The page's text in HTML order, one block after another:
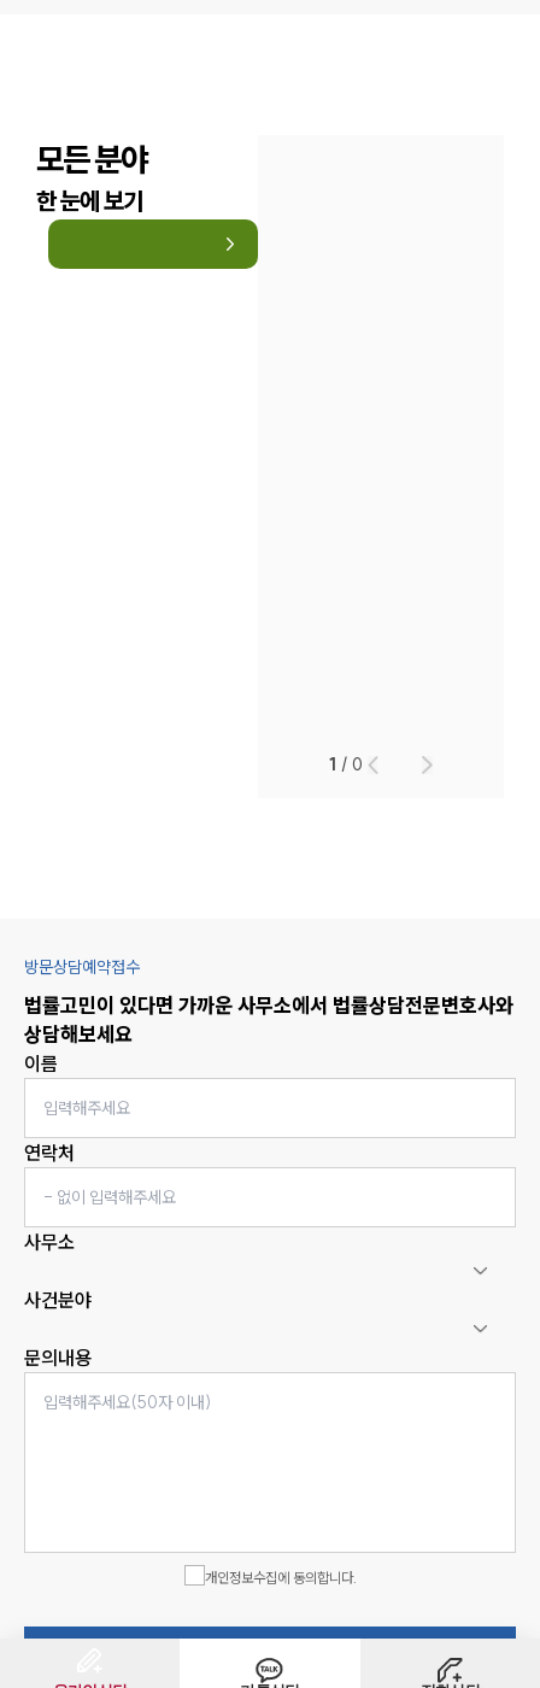
모든 분야
한 눈에 보기
1 /0
방문상담예약접수
법률고민이 있다면 가까운 사무소에서 법률상담전문변호사와
상담해보세요
이름
연락처
사무소
사건분야
문의내용
개인정보수집에 동의합니다.
상담신청서 제출